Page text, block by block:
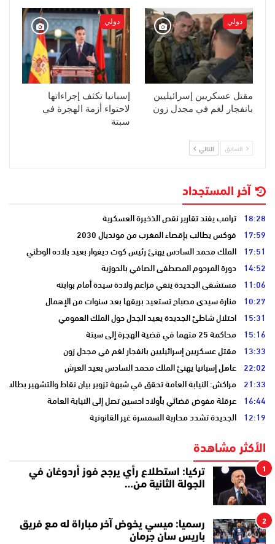
دولي
مقتل عسكريين إسرائيليين
بانفجار لغم في مجدل زون
دولي
إسبانيا تكثف إجراءاتها
لاحتواء أزمة الهجرة في
سبتة
السابق التالي
آخر المستجداد
18:28 ترامب يفند تقارير نقص الذخيرة العسكرية
17:59 فوكس يطالب بإقصاء المغرب من مونديال 2030
17:51 الملك محمد السادس يهنئ رئيس كوت ديفوار بعيد بلاده الوطني
14:52 دورة المرحوم المصطفى الصافي بالحوزية
11:06 مستشفى الجديدة ينفي مزاعم ولادة سيدة أمام بوابته
10:27 منارة سيدي مصباح تستعيد بريقها بعد سنوات من الإهمال
15:31 احتلال شاطئ الجديدة يعيد الجدل حول الملك العمومي
15:16 محاكمة 25 متهما في قضية الهجرة إلى سبتة
13:33 مقتل عسكريين إسرائيليين بانفجار لغم في مجدل زون
22:02 عاهل إسبانيا يهنئ الملك محمد السادس بعيد العرش
21:33 مراكش: النيابة العامة تحقق في شبهة تزوير بيان نقاط والتشهير بطالب
16:44 عرقلة مفوض قضائي بأولاد احسين تصل إلى النيابة العامة
12:19 الجديدة تشدد محاربة السمسرة غير القانونية
الأكثر مشاهدة
1
تركيا: استطلاع رأي يرجح فوز أردوغان في
الجولة الثانية من…
2
رسميا: ميسي يخوض آخر مباراة له مع فريق
باريس سان جرمان